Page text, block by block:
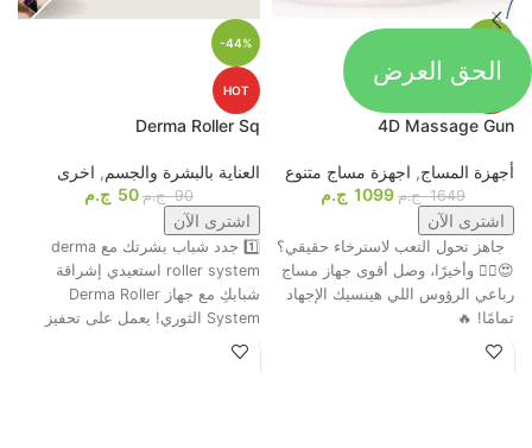
4D Massage Gun
أجهزة المساج, اجهزة مساج متنوع
1649 ج.م 1099 ج.م
اشترى الآن
جاهز تحول التعب لاسترخاء حقيقي؟
😍💆‍♂️ وأخيرًا، وصل أقوى جهاز مساج
رباعي الرؤوس اللي هينسيك الإجهاد
تمامًا! 🔥
-44%
HOT
Derma Roller Sq
العناية بالبشرة والجسم, اخرى
90 ج.م 50 ج.م
اشترى الآن
1️⃣ جدد شباب بشرتك مع derma
roller system استعيدي إشراقة
شبابكِ مع جهاز Derma Roller
System الثوري! يعمل على تحفيز
الحق العرض